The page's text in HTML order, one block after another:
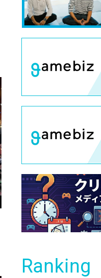
Ranking